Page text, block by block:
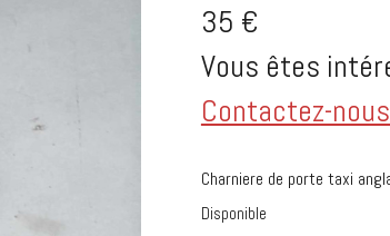
35 €
Vous êtes
Contactez-
Charniere de porte taxi
Disponible